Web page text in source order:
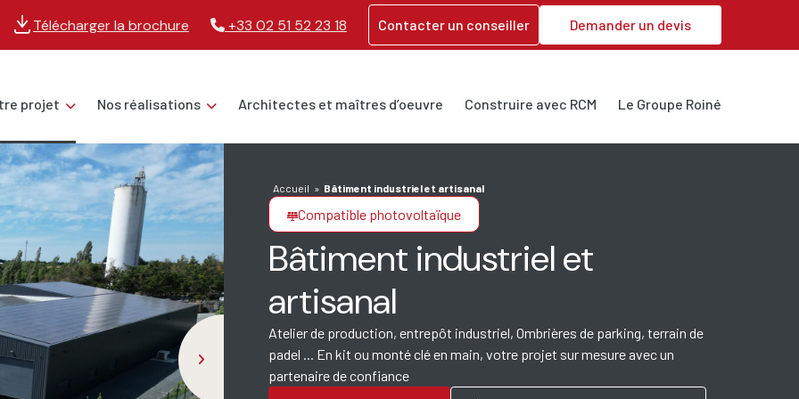
Télécharger la brochure +33 02 51 52 23 18 Contacter un conseiller Demander un devis
projet Nos réalisations Architectes et maîtres d’oeuvre Construire avec RCM Le Groupe Roiné
Compatible photovoltaïque
Bâtiment industriel et
artisanal
Accueil » Bâtiment industriel et artisanal
Atelier de production, entrepôt industriel, Ombrières de parking, terrain de
padel ... En kit ou monté clé en main, votre projet sur mesure avec un
partenaire de confiance